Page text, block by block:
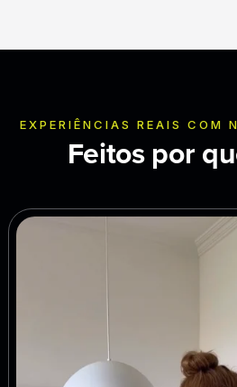
EXPERIÊNCIAS REAIS COM
Feitos por